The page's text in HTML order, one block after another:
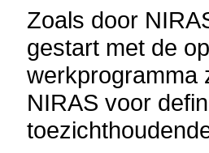
Zoals door
gestart met de
werkprogramma
NIRAS voor